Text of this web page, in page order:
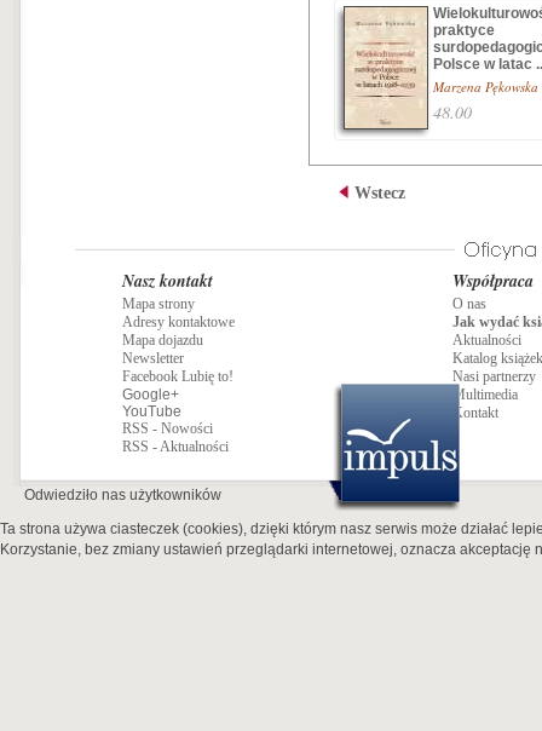
praktyce
Polsce w latac
Marzena Pękowska
48.00
Wstecz
Nasz kontakt
Mapa strony
Adresy kontaktowe
Mapa dojazdu
Newsletter
Facebook Lubię to!
Google+
YouTube
RSS - Nowości
RSS - Aktualności
Współpraca
O nas
Jak wydać
Aktualności
Katalog książek
Nasi partnerzy
Multimedia
Kontakt
Odwiedziło nas użytkowników
Ta strona używa ciasteczek (cookies), dzięki którym nasz serwis może działać
Korzystanie, bez zmiany ustawień przeglądarki internetowej, oznacza akceptację